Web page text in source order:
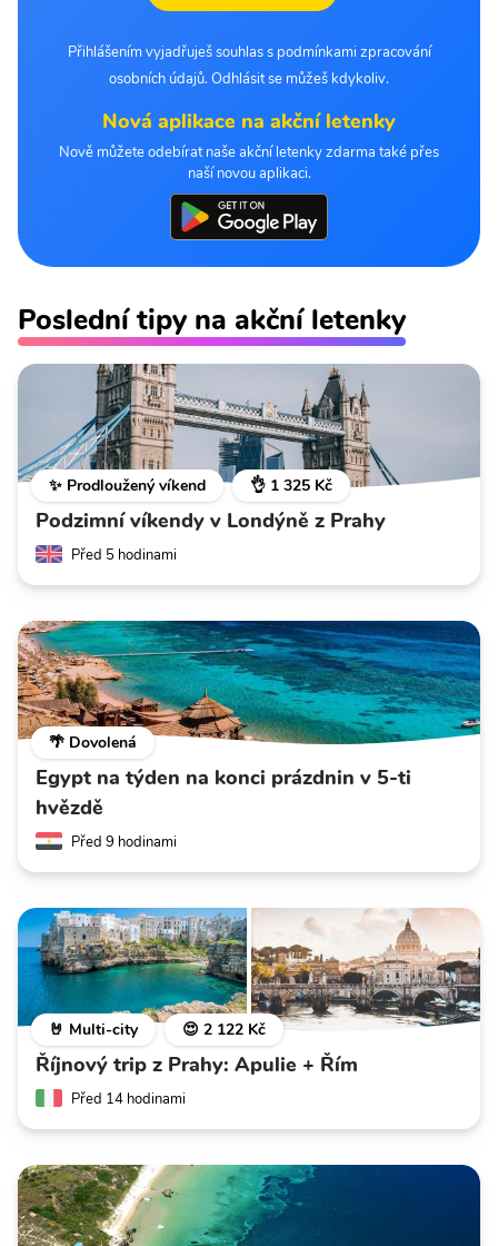
Přihlášením vyjadřuješ souhlas s podmínkami zpracování
osobních údajů. Odhlásit se můžeš kdykoliv.
Nová aplikace na akční letenky
Nově můžete odebírat naše akční letenky zdarma také přes
naší novou aplikaci.
Poslední tipy na akční letenky
✨ Prodloužený víkend 👌 1 325 Kč
Podzimní víkendy v Londýně z Prahy
Před 5 hodinami
🌴 Dovolená
Egypt na týden na konci prázdnin v 5-ti
hvězdě
Před 9 hodinami
🤘 Multi-city 😍 2 122 Kč
Říjnový trip z Prahy: Apulie + Řím
Před 14 hodinami